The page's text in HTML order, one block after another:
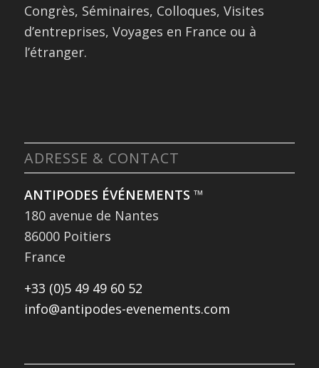
Congrès, Séminaires, Colloques, Visites
d’entreprises, Voyages en France ou à
l’étranger.
ADRESSE & CONTACT
ANTIPODES ÉVÉNEMENTS ™
180 avenue de Nantes
86000 Poitiers
France
+33 (0)5 49 49 60 52
info@antipodes-evenements.com